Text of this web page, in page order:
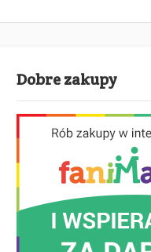
Dobre zakupy